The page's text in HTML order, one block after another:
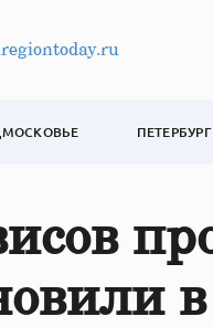
ПЕТЕРБУРГ